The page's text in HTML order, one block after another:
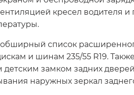
кресел водителя
список
и шинам 235/55 R19.
замком задних
наружных зеркал